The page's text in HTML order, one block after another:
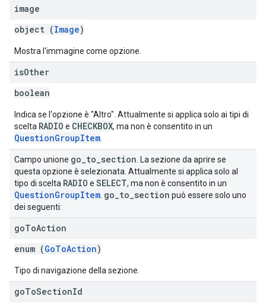
image
object (Image)
Mostra l'immagine come opzione.
isOther
boolean
Indica se l'opzione è "Altro". Attualmente si applica solo ai tipi di
scelta RADIO e CHECKBOX, ma non è consentito in un
QuestionGroupItem
Campo unione go to section . La sezione da aprire se
questa opzione è selezionata. Attualmente si applica solo al
tipo di scelta RADIO e SELECT, ma non è consentito in un
QuestionGroupItem go to section può essere solo uno
dei seguenti:
goToAction
enum (GoToAction)
Tipo di navigazione della sezione.
goToSectionId